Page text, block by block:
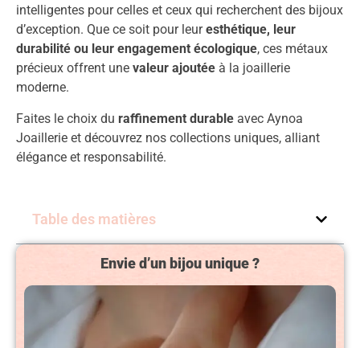
intelligentes pour celles et ceux qui recherchent des bijoux
d’exception. Que ce soit pour leuresthétique, leur
durabilité ou leur engagement écologique, ces métaux
précieux offrent une valeur ajoutée à la joaillerie
moderne.
Faites le choix du raffinement durable avec Aynoa
Joaillerie et découvrez nos collections uniques, alliant
élégance et responsabilité.
Table des matières
Envie d’un bijou unique ?